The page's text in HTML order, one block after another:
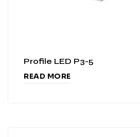
Profile LED P3-5
READ MORE